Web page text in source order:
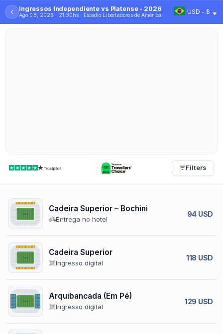
‹ Ingressos Independiente vs Platense - 2026
Ago 08, 2026 · 21:30hs · Estadio Libertadores de América USD - $
Filters
Cadeira Superior – Bochini
Entrega no hotel
94 USD
Cadeira Superior
Ingresso digital
118 USD
Arquibancada (Em Pé)
Ingresso digital
129 USD